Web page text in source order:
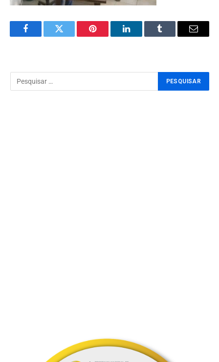
FacebookTwitter Pinterest LinkedInTumblr Email